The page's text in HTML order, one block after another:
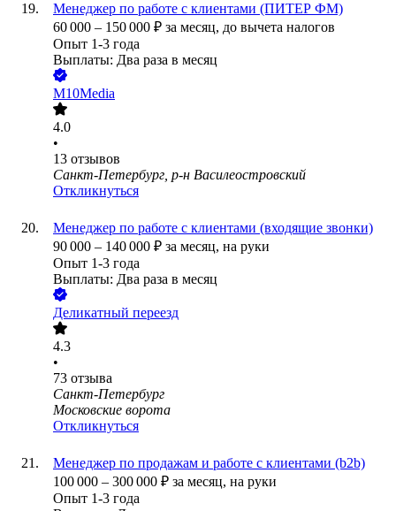
Менеджер по работе с клиентами (ПИТЕР ФМ)
60 000 – 150 000 ₽ за месяц, до вычета налогов
Опыт 1-3 года
Выплаты: Два раза в месяц
M10Media
4.0
•
13 отзывов
Санкт-Петербург, р-н Василеостровский
Откликнуться
Менеджер по работе с клиентами (входящие звонки)
90 000 – 140 000 ₽ за месяц, на руки
Опыт 1-3 года
Выплаты: Два раза в месяц
Деликатный переезд
4.3
•
73 отзыва
Санкт-Петербург
Московские ворота
Откликнуться
Менеджер по продажам и работе с клиентами (b2b)
100 000 – 300 000 ₽ за месяц, на руки
Опыт 1-3 года